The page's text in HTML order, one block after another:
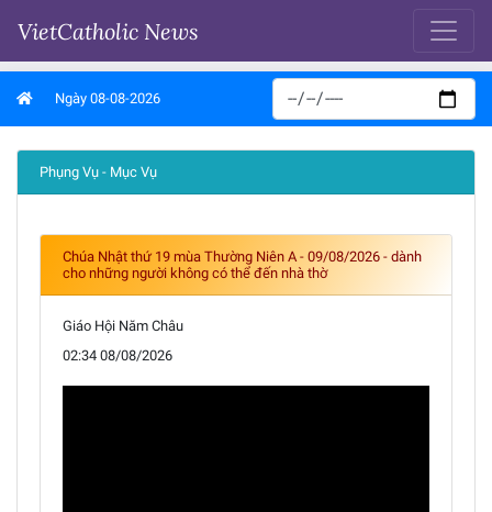
VietCatholic News
Ngày 08-08-2026
Phụng Vụ - Mục Vụ
Chúa Nhật thứ 19 mùa Thường Niên A - 09/08/2026 - dành
cho những người không có thể đến nhà thờ
Giáo Hội Năm Châu
02:34 08/08/2026